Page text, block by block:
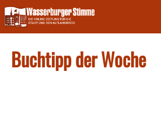
Skip
to
content
Buchtipp der Woche